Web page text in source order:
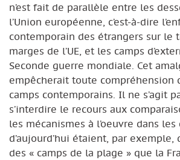
n’est fait de parallèle entre les
l’Union européenne, c’est-à-dire
contemporain des étrangers sur le
marges de l’UE, et les camps
Seconde guerre mondiale. Cet
empêcherait toute compréhension
camps contemporains. Il ne s’agit
s’interdire le recours aux
les mécanismes à l’oeuvre dans les
d’aujourd’hui étaient, par
des « camps de la plage » que la